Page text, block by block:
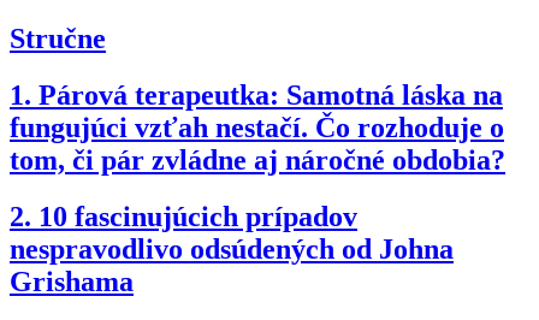
Stručne
1. Párová terapeutka: Samotná láska na
fungujúci vzťah nestačí. Čo rozhoduje o
tom, či pár zvládne aj náročné obdobia?
2. 10 fascinujúcich prípadov
nespravodlivo odsúdených od Johna
Grishama